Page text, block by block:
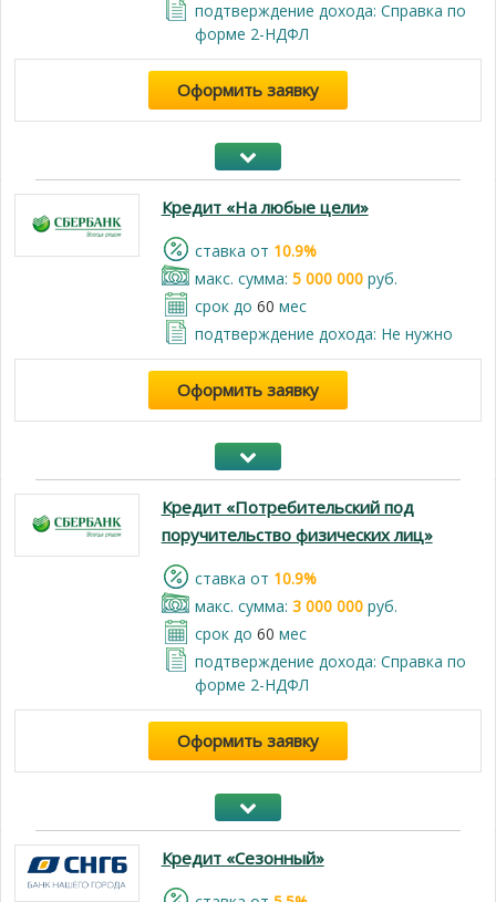
подтверждение дохода: Справка по
форме 2-НДФЛ
Оформить заявку
Кредит «На любые цели»
cтавка от 10.9%
макс. сумма: 5 000 000руб.
срок до 60 мес
подтверждение дохода: Не нужно
Оформить заявку
Кредит «Потребительский под
поручительство физических лиц»
cтавка от 10.9%
макс. сумма: 3 000 000руб.
срок до 60 мес
подтверждение дохода: Справка по
форме 2-НДФЛ
Оформить заявку
Кредит «Сезонный»